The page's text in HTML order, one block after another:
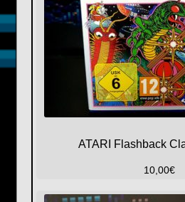
ATARI Flashback
10,00€